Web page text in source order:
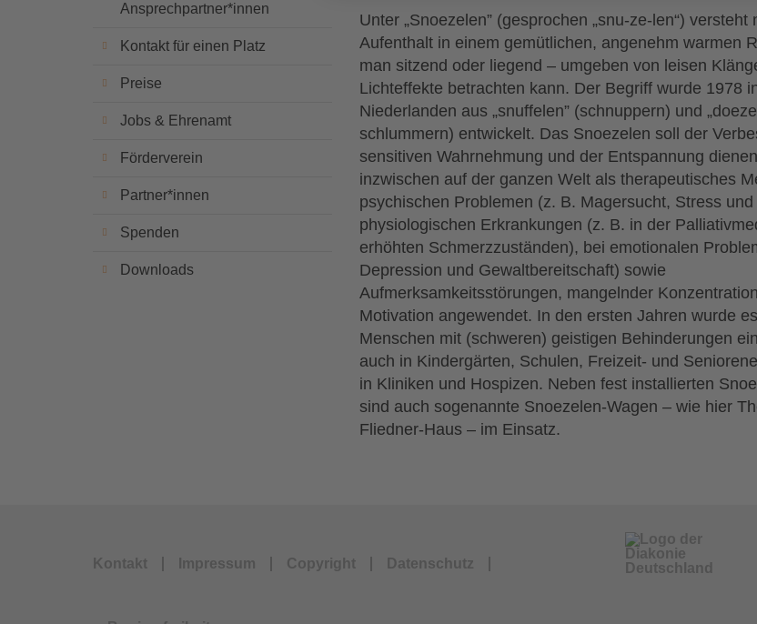
Ansprechpartner*innen
Kontakt für einen Platz
Preise
Jobs & Ehrenamt
Förderverein
Partner*innen
Spenden
Downloads
Unter „Snoezelen” (gesprochen „snu-ze-len“) versteht
Aufenthalt in einem gemütlichen, angenehm warmen
man sitzend oder liegend – umgeben von leisen
Lichteffekte betrachten kann. Der Begriff wurde 1978
Niederlanden aus „snuffelen” (schnuppern) und
schlummern) entwickelt. Das Snoezelen soll der
sensitiven Wahrnehmung und der Entspannung
inzwischen auf der ganzen Welt als therapeutisches
psychischen Problemen (z. B. Magersucht, Stress
physiologischen Erkrankungen (z. B. in der
erhöhten Schmerzzuständen), bei emotionalen
Depression und Gewaltbereitschaft) sowie
Aufmerksamkeitsstörungen, mangelnder
Motivation angewendet. In den ersten Jahren wurde
Menschen mit (schweren) geistigen Behinderungen
auch in Kindergärten, Schulen, Freizeit- und
in Kliniken und Hospizen. Neben fest installierten
sind auch sogenannte Snoezelen-Wagen – wie hier
Fliedner-Haus – im Einsatz.
Kontakt Impressum Copyright Datenschutz